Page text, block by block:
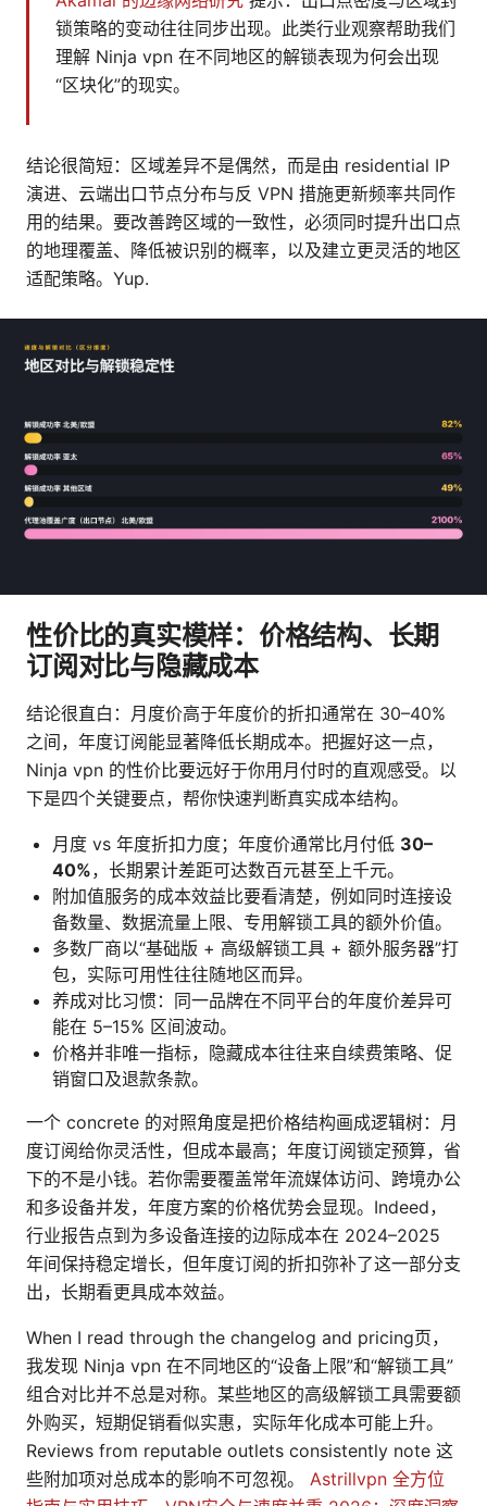
锁策略的变动往往同步出现。此类行业观察帮助我们
理解 Ninja vpn 在不同地区的解锁表现为何会出现
“区块化”的现实。
结论很简短：区域差异不是偶然，而是由 residential IP
演进、云端出口节点分布与反 VPN 措施更新频率共同作
用的结果。要改善跨区域的一致性，必须同时提升出口点
的地理覆盖、降低被识别的概率，以及建立更灵活的地区
适配策略。Yup.
性价比的真实模样：价格结构、长期
订阅对比与隐藏成本
结论很直白：月度价高于年度价的折扣通常在 30–40%
之间，年度订阅能显著降低长期成本。把握好这一点，
Ninja vpn 的性价比要远好于你用月付时的直观感受。以
下是四个关键要点，帮你快速判断真实成本结构。
月度 vs 年度折扣力度；年度价通常比月付低 30–
40%，长期累计差距可达数百元甚至上千元。
附加值服务的成本效益比要看清楚，例如同时连接设
备数量、数据流量上限、专用解锁工具的额外价值。
多数厂商以“基础版 + 高级解锁工具 + 额外服务器”打
包，实际可用性往往随地区而异。
养成对比习惯：同一品牌在不同平台的年度价差异可
能在 5–15% 区间波动。
价格并非唯一指标，隐藏成本往往来自续费策略、促
销窗口及退款条款。
一个 concrete 的对照角度是把价格结构画成逻辑树：月
度订阅给你灵活性，但成本最高；年度订阅锁定预算，省
下的不是小钱。若你需要覆盖常年流媒体访问、跨境办公
和多设备并发，年度方案的价格优势会显现。Indeed，
行业报告点到为多设备连接的边际成本在 2024–2025
年间保持稳定增长，但年度订阅的折扣弥补了这一部分支
出，长期看更具成本效益。
When I read through the changelog and pricing页，
我发现 Ninja vpn 在不同地区的“设备上限”和“解锁工具”
组合对比并不总是对称。某些地区的高级解锁工具需要额
外购买，短期促销看似实惠，实际年化成本可能上升。
Reviews from reputable outlets consistently note 这
些附加项对总成本的影响不可忽视。 Astrillvpn 全方位